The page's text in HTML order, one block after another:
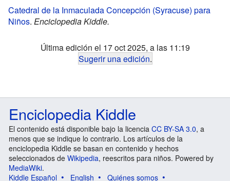
Catedral de la Inmaculada Concepción (Syracuse) para
Niños. Enciclopedia Kiddle.
Última edición el 17 oct 2025, a las 11:19
Sugerir una edición.
Enciclopedia Kiddle
El contenido está disponible bajo la licencia CC BY-SA 3.0, a
menos que se indique lo contrario. Los artículos de la
enciclopedia Kiddle se basan en contenido y hechos
seleccionados de Wikipedia, reescritos para niños. Powered by
MediaWiki.
Kiddle Español
English Quiénes somos